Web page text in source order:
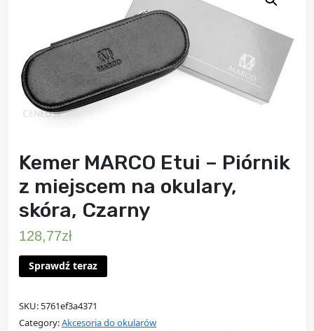
Kemer MARCO Etui – Piórnik
z miejscem na okulary,
skóra, Czarny
128,77zł
Sprawdź teraz
SKU: 5761ef3a4371
Category:Akcesoria do okularów